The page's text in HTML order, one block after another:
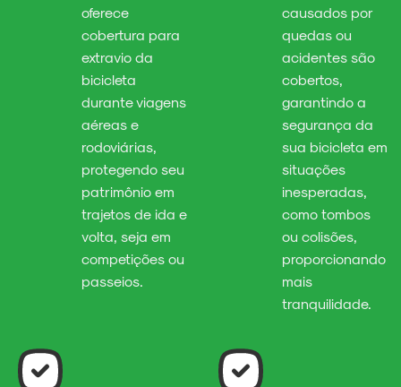
oferece
cobertura para
extravio da
bicicleta
durante viagens
aéreas e
rodoviárias,
protegendo seu
patrimônio em
trajetos de ida e
volta, seja em
competições ou
passeios.
causados por
quedas ou
acidentes são
cobertos,
garantindo a
segurança da
sua bicicleta em
situações
inesperadas,
como tombos
ou colisões,
proporcionando
mais
tranquilidade.